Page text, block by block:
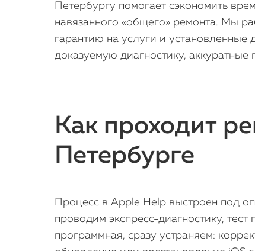
Петербургу помогает сэкономить
навязанного «общего» ремонта. Мы
гарантию на услуги и
доказуемую диагностику,
Как проходит
Петербурге
Процесс в Apple Help выстроен под
проводим экспресс-диагностику,
программная, сразу устраняем: